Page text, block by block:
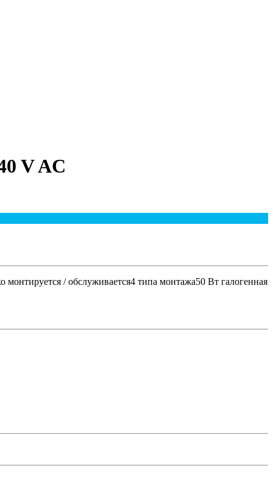
V AC
/ обслуживается4 типа монтажа50 Вт галогенная